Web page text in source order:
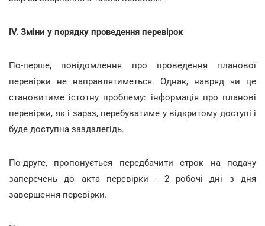
IV. Зміни у порядку проведення перевірок
По-перше, повідомлення про проведення планової
перевірки не направлятиметься. Однак, навряд чи це
становитиме істотну проблему: інформація про планові
перевірки, як і зараз, перебуватиме у відкритому доступі і
буде доступна заздалегідь.
По-друге, пропонується передбачити строк на подачу
заперечень до акта перевірки - 2 робочі дні з дня
завершення перевірки.